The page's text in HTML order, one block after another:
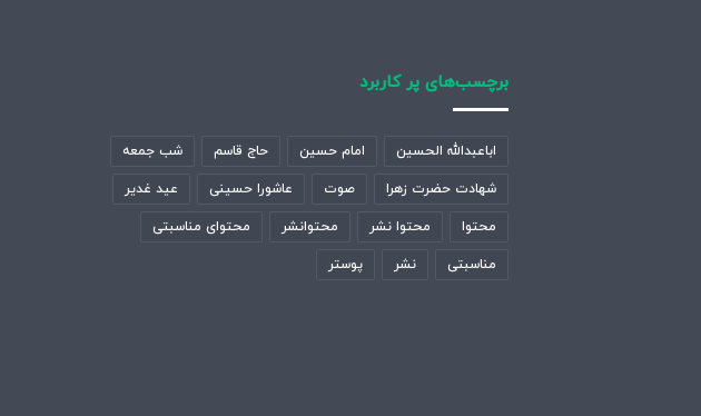
برچسب‌های پر کاربرد
اباعبدالله الحسین امام حسین حاج قاسم شب جمعه
شهادت حضرت زهرا صوت عاشورا حسینی عید غدیر
محتوا محتوا نشر محتوانشر محتوای مناسبتی
مناسبتی نشر پوستر